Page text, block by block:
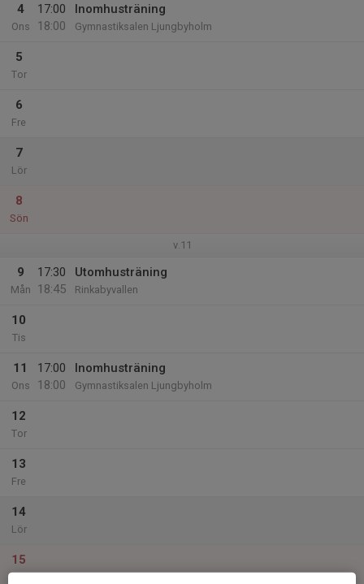
4
Ons
17:00
18:00
Inomhusträning
Gymnastiksalen Ljungbyholm
5
Tor
6
Fre
7
Lör
8
Sön
v.11
9
Mån
17:30
18:45
Utomhusträning
Rinkabyvallen
10
Tis
11
Ons
17:00
18:00
Inomhusträning
Gymnastiksalen Ljungbyholm
12
Tor
13
Fre
14
Lör
15
Sön